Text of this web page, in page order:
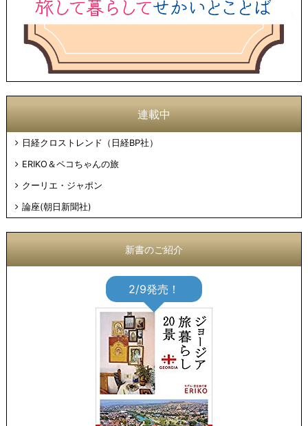
連載中
日経クロストレンド（日経BP社）
ERIKO＆ペコちゃんの旅
クーリエ・ジャポン
論座(朝日新聞社)
新書のご紹介
2/9発売！